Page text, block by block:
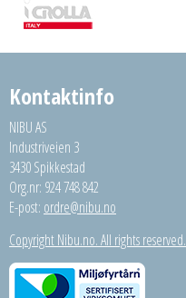
Kontaktinfo
NIBU AS
Industriveien 3
3430 Spikkestad
Org.nr: 924 748 842
E-post: ordre@nibu.no
Copyright Nibu.no. All rights reserved.